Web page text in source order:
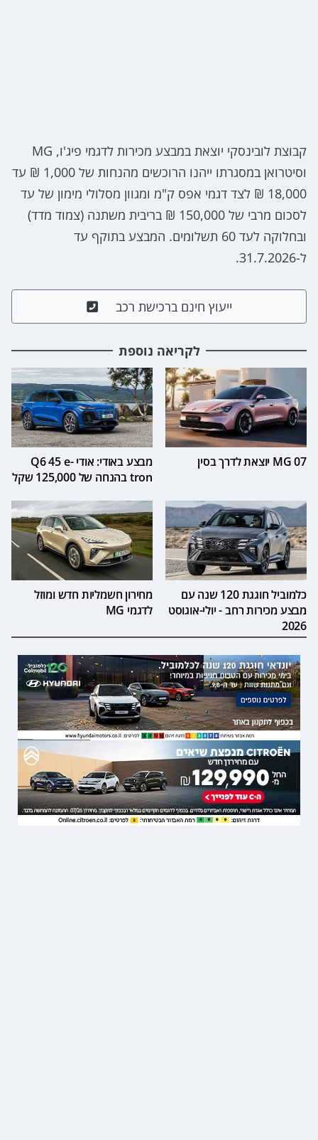
קבוצת לובינסקי יוצאת במבצע מכירות לדגמי פיג'ו, MG
וסיטרואן במסגרתו ייהנו הרוכשים מהנחות של 1,000 ₪ עד
18,000 ₪ לצד דגמי אפס ק"מ ומגוון מסלולי מימון של עד
לסכום מרבי של 150,000 ₪ בריבית משתנה (צמוד מדד)
ובחלוקה לעד 60 תשלומים. המבצע בתוקף עד
ל-31.7.2026.
ייעוץ חינם ברכישת רכב
לקריאה נוספת
MG 07 יוצאת לדרך בסין
מבצע באודי: אודי Q6 45 e-
tron בהנחה של 125,000 שקל
כלמוביל חוגגת 120 שנה עם
מבצע מכירות רחב - יולי-אוגוסט
2026
מחירון חשמליות חדש ומוזל
לדגמי MG